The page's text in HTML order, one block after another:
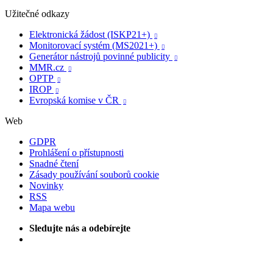
Užitečné odkazy
Elektronická žádost (ISKP21+)

Monitorovací systém (MS2021+) 
Generátor nástrojů povinné publicity 
MMR.cz 
OPTP 
IROP 
Evropská komise v ČR 
Web
GDPR
Prohlášení o přístupnosti
Snadné čtení
Zásady používání souborů cookie
Novinky
RSS
Mapa webu
Sledujte nás a odebírejte